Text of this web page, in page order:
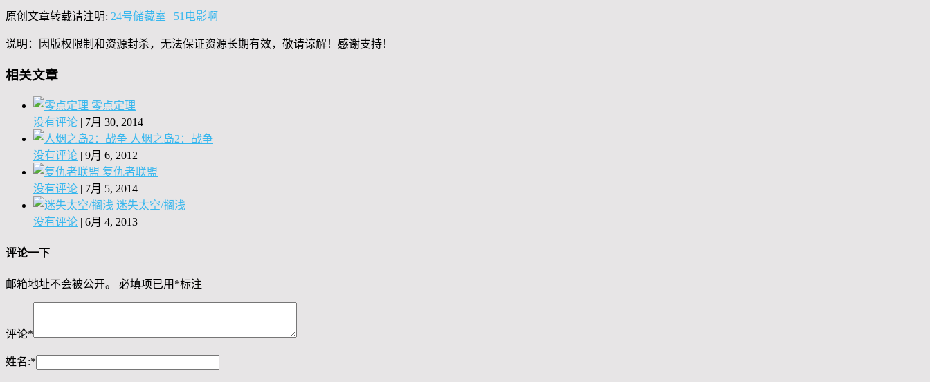
原创文章转载请注明: 24号储藏室 | 51电影啊
说明：因版权限制和资源封杀，无法保证资源长期有效，敬请谅解！感谢支持！
相关文章
零点定理
没有评论 | 7月 30, 2014
人烟之岛2：战争
没有评论 | 9月 6, 2012
复仇者联盟
没有评论 | 7月 5, 2014
迷失太空/搁浅
没有评论 | 6月 4, 2013
评论一下
邮箱地址不会被公开。 必填项已用 *标注
评论*
姓名:*